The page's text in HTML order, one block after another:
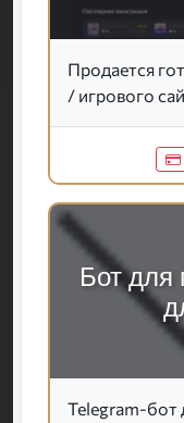
Продается
/ игрового
Бот для
Telegram-бот